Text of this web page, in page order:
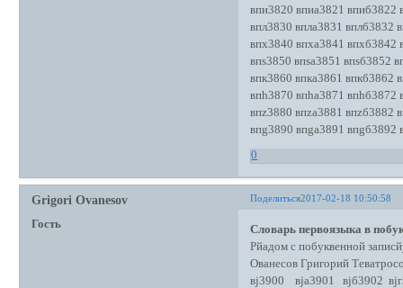
впи3820 впиа3821 впиб3822
впл3830 впла3831 вплб3832
впх3840 впха3841 впхб3842
впs3850 впsа3851 впsб3852
впк3860 впка3861 впкб3862
впh3870 впhа3871 впhб3872
впz3880 впzа3881 впzб3882
впg3890 впgа3891 впgб3892
0
Поделиться2017-02-18 10:50:58
Grigori Ovanesov
Гость
Словарь первоязыка в
Рйадом с побуквенной
Ованесов Григорий
вj3900 вjа3901 вjб3902